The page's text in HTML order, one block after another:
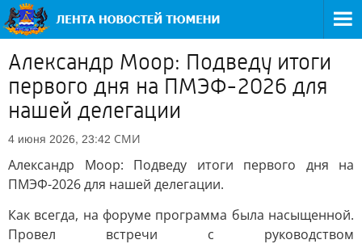
Александр Моор: Подведу итоги
первого дня на ПМЭФ-2026 для
нашей делегации
4 июня 2026, 23:42 СМИ
Александр Моор: Подведу итоги первого дня на
ПМЭФ-2026 для нашей делегации.
Как всегда, на форуме программа была насыщенной.
Провел встречи с руководством